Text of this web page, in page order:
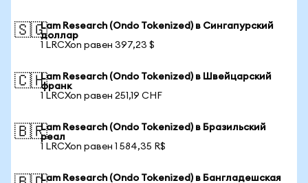
🇸🇬Lam Research (Ondo Tokenized) в Сингапурский
доллар
1 LRCXon равен 397,23 $
🇨🇭Lam Research (Ondo Tokenized) в Швейцарский
франк
1 LRCXon равен 251,19 CHF
🇧🇷Lam Research (Ondo Tokenized) в Бразильский
реал
1 LRCXon равен 1 584,35 R$
Lam Research (Ondo Tokenized) в Бангладешская